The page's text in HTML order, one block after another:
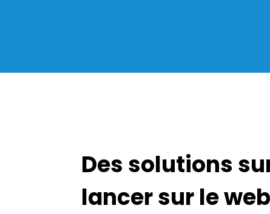
Des solutions
lancer sur le